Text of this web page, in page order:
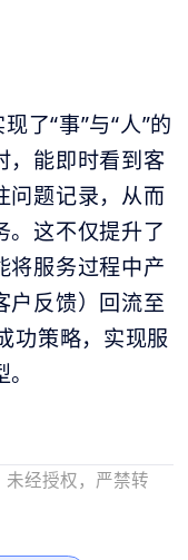
了“事”与“人”的
，能即时看到客
问题记录，从而
。这不仅提升了
将服务过程中产
户反馈）回流至
功策略，实现服
经授权，严禁转